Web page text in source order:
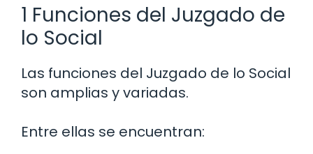
1 Funciones del Juzgado de
lo Social
Las funciones del Juzgado de lo Social
son amplias y variadas.
Entre ellas se encuentran: